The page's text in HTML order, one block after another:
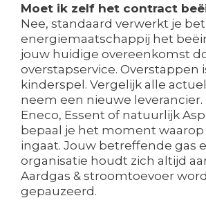
Moet ik zelf het contract
Nee, standaard verwerkt je
energiemaatschappij het
jouw huidige overeenkomst
overstapservice. Overstappen
kinderspel. Vergelijk alle
neem een nieuwe leverancier.
Eneco, Essent of natuurlijk
bepaal je het moment
ingaat. Jouw betreffende gas
organisatie houdt zich altijd
Aardgas & stroomtoevoer
gepauzeerd.